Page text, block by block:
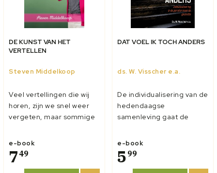
DE KUNST VAN HET
VERTELLEN
Steven Middelkoop
Veel vertellingen die wij
horen, zijn we snel weer
vergeten, maar sommige
mee. Iets in de vertelling
raakte je. Wat is nu precies
het geheim van een
e-book
7 49
DAT VOEL IK TOCH ANDERS
ds. W. Visscher e.a.
De individualisering van de
hedendaagse
samenleving gaat de
Ook kerkmensen laten
zich gemakkelijk leiden
door hun eigen ervaring en
e-book
5 99